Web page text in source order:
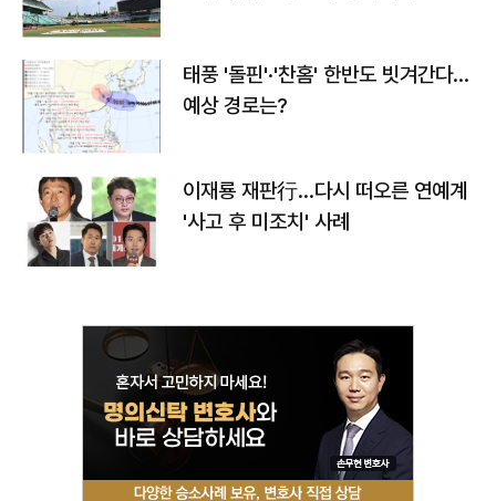
태풍 '돌핀'·'찬홈' 한반도 빗겨간다…
예상 경로는?
이재룡 재판行…다시 떠오른 연예계
'사고 후 미조치' 사례